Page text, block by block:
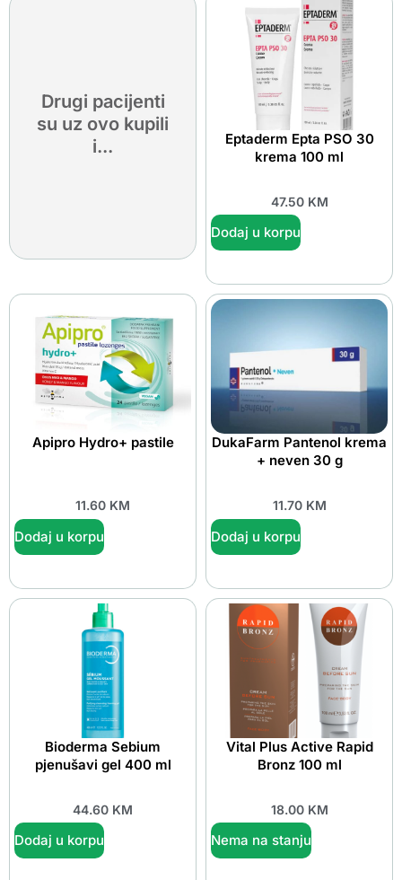
Drugi pacijenti
su uz ovo kupili
i...
Eptaderm Epta PSO 30
krema 100 ml
47.50 KM
Dodaj u korpu
Apipro Hydro+ pastile
11.60 KM
Dodaj u korpu
DukaFarm Pantenol krema
+ neven 30 g
11.70 KM
Dodaj u korpu
Bioderma Sebium
pjenušavi gel 400 ml
44.60 KM
Dodaj u korpu
Vital Plus Active Rapid
Bronz 100 ml
18.00 KM
Nema na stanju